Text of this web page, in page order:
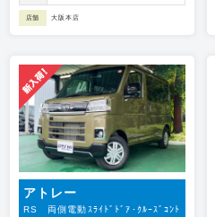
店舗 大阪本店
アトレー
RS 両側電動ｽﾗｲﾄﾞﾄﾞｱ･ｸﾙｰｽﾞｺﾝﾄ